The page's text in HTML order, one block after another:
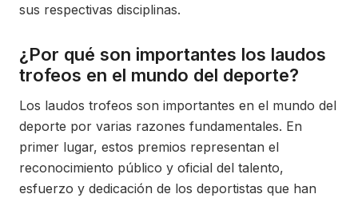
sus respectivas disciplinas.
¿Por qué son importantes los laudos
trofeos en el mundo del deporte?
Los laudos trofeos son importantes en el mundo del
deporte por varias razones fundamentales. En
primer lugar, estos premios representan el
reconocimiento público y oficial del talento,
esfuerzo y dedicación de los deportistas que han